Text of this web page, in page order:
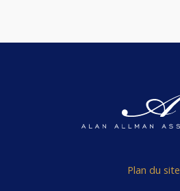
Plan du site